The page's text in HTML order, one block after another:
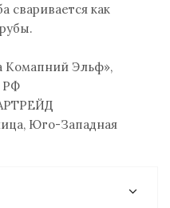
сваривается как
Комапний Эльф»,
РФ
Юго-Западная